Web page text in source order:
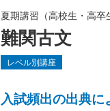
難関古文
夏期講習（高校生・高卒
レベル別講座
入試頻出の出典